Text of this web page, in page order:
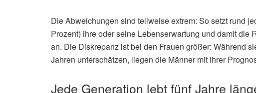
Die Abweichungen sind teilweise extrem: So setzt rund
Prozent) ihre oder seine Lebenserwartung und damit die
an. Die Diskrepanz ist bei den Frauen größer: Während
Jahren unterschätzen, liegen die Männer mit ihrer
Jede Generation lebt fünf Jahre